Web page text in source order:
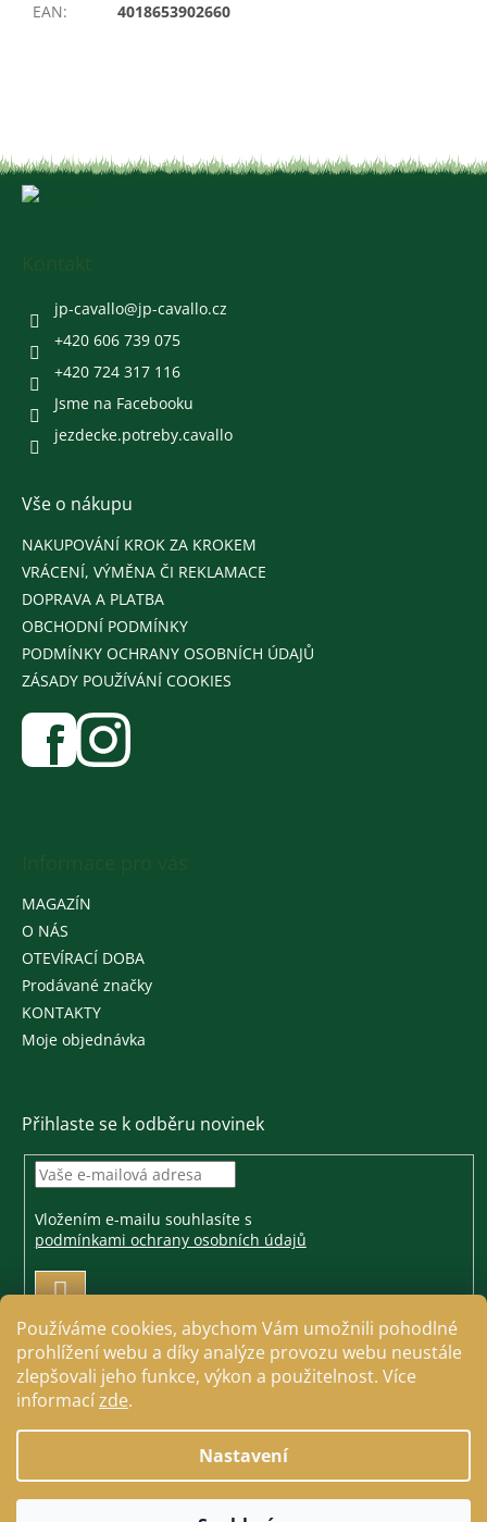
Používáme cookies, abychom Vám umožnili pohodlné
prohlížení webu a díky analýze provozu webu neustále
zlepšovali jeho funkce, výkon a použitelnost. Více
informacízde.
Nastavení
EAN: 4018653902660
jp-cavallo@jp-cavallo.cz
+420 606 739 075
+420 724 317 116
Jsme na Facebooku
jezdecke.potreby.cavallo
Vše o nákupu
NAKUPOVÁNÍ KROK ZA KROKEM
VRÁCENÍ, VÝMĚNA ČI REKLAMACE
DOPRAVA A PLATBA
OBCHODNÍ PODMÍNKY
PODMÍNKY OCHRANY OSOBNÍCH ÚDAJŮ
ZÁSADY POUŽÍVÁNÍ COOKIES
MAGAZÍN
O NÁS
OTEVÍRACÍ DOBA
Prodávané značky
KONTAKTY
Moje objednávka
Přihlaste se k odběru novinek
Vložením e-mailu souhlasíte s
podmínkami ochrany osobních údajů
PŘIHLÁSIT
Copyright 2026Jezdecké a farmářské potřeby Cavallo.